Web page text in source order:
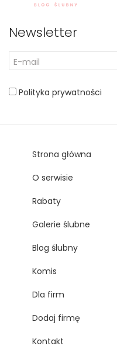
Newsletter
Polityka prywatności
Strona główna
O serwisie
Rabaty
Galerie ślubne
Blog ślubny
Komis
Dla firm
Dodaj firmę
Kontakt